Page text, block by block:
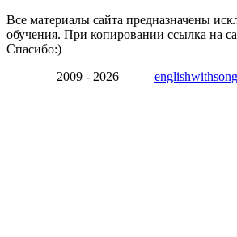
Все материалы сайта предназначены
обучения. При копировании ссылка на
Спасибо:)
2009 - 2026